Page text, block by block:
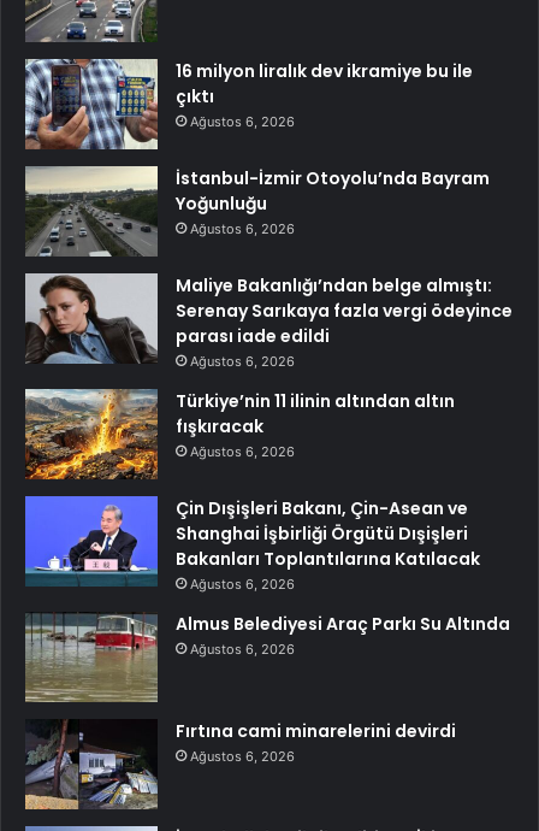
16 milyon liralık dev ikramiye bu ile
çıktı
Ağustos 6, 2026
İstanbul-İzmir Otoyolu’nda Bayram
Yoğunluğu
Ağustos 6, 2026
Maliye Bakanlığı’ndan belge almıştı:
Serenay Sarıkaya fazla vergi ödeyince
parası iade edildi
Ağustos 6, 2026
Türkiye’nin 11 ilinin altından altın
fışkıracak
Ağustos 6, 2026
Çin Dışişleri Bakanı, Çin-Asean ve
Shanghai İşbirliği Örgütü Dışişleri
Bakanları Toplantılarına Katılacak
Ağustos 6, 2026
Almus Belediyesi Araç Parkı Su Altında
Ağustos 6, 2026
Fırtına cami minarelerini devirdi
Ağustos 6, 2026